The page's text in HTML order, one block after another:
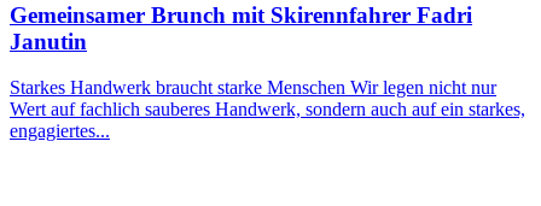
Gemeinsamer Brunch mit Skirennfahrer Fadri
Janutin
Starkes Handwerk braucht starke Menschen Wir legen nicht nur
Wert auf fachlich sauberes Handwerk, sondern auch auf ein starkes,
engagiertes...